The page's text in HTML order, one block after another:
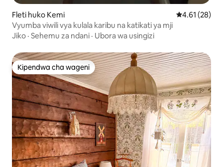
Fleti huko Kemi Ukadiriaji wa
4.61 (28)
Vyumba viwili vya kulala karibu na katikati ya mji
Jiko · Sehemu za ndani · Ubora wa usingizi
Kipendwa cha wageni
Kipendwa cha wageni